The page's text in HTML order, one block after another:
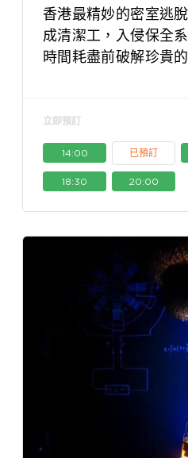
香港最精妙的密室逃
成清潔工，入侵保全
時間耗盡前破解珍貴
立即預訂
14:00 已預訂
18:30 20:00